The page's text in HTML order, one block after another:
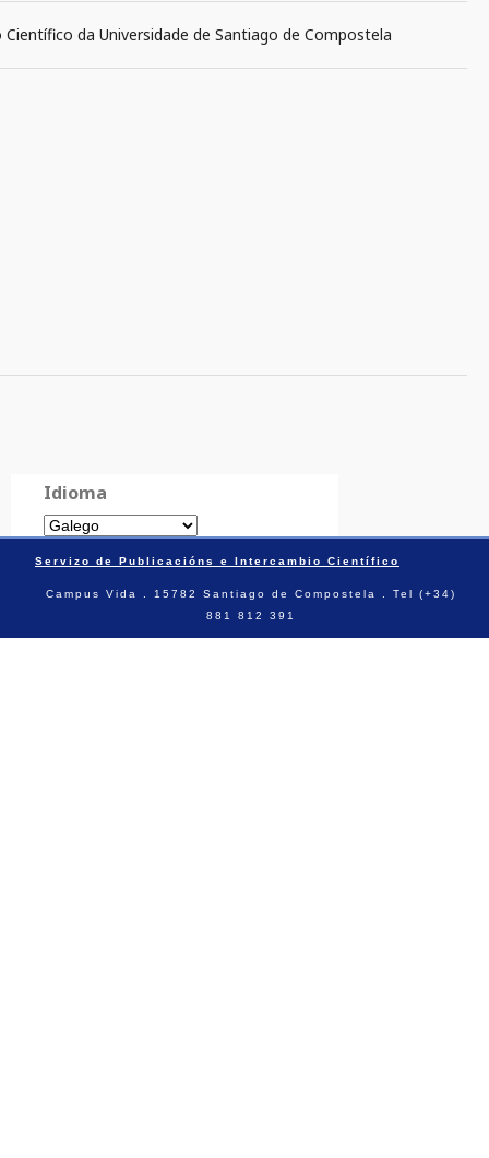
da Universidade de Santiago de Compostela
Idioma
Servizo de Publicacións e Intercambio Científico
Campus Vida . 15782 Santiago de Compostela . Tel (+34)
881 812 391